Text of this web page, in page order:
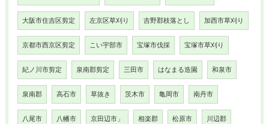
大阪市住吉区剪定 左京区草刈り 吉野郡枝落とし 加西市草刈り
京都市西京区剪定 こい宇部市 宝塚市伐採 宝塚市草刈り
紀ノ川市剪定 泉南郡剪定 三田市 はなまる造園 和泉市
泉南郡 高石市 草抜き 茨木市 亀岡市 南丹市
八尾市 八幡市 京田辺市」 相楽郡 松原市 川辺郡